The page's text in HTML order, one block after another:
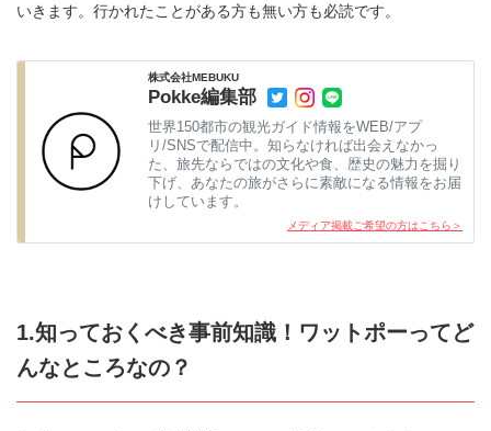
いきます。行かれたことがある方も無い方も必読です。
株式会社MEBUKU
Pokke編集部
世界150都市の観光ガイド情報をWEB/アプ
リ/SNSで配信中。知らなければ出会えなかっ
た、旅先ならではの文化や食、歴史の魅力を掘り
下げ、あなたの旅がさらに素敵になる情報をお届
けしています。
メディア掲載ご希望の方はこちら＞
1.知っておくべき事前知識！ワットポーってど
んなところなの？